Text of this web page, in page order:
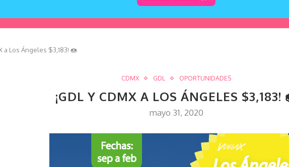
a Los Ángeles $3,183! 🍩
CDMX GDL OPORTUNIDADES
¡GDL Y CDMX A LOS ÁNGELES $3,183!
mayo 31, 2020